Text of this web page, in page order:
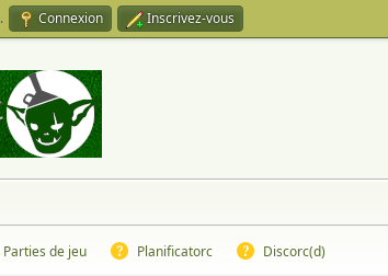
. Connexion Inscrivez-vous
Parties de jeu Planificatorc Discorc(d)